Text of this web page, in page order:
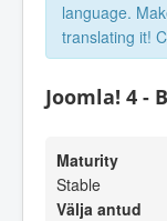
language.
translating it!
Joomla! 4 -
Maturity
Stable
Välja antud